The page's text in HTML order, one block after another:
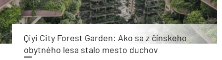
Qiyi City Forest Garden: Ako sa z čínskeho
obytného lesa stalo mesto duchov